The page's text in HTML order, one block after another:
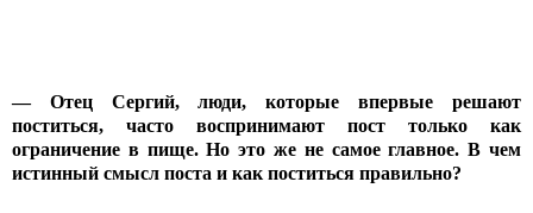
— Отец Сергий, люди, которые впервые решают
поститься, часто воспринимают пост только как
ограничение в пище. Но это же не самое главное. В чем
истинный смысл поста и как поститься правильно?